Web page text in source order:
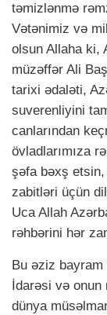
təmizlənmə
Vətənimiz və
olsun Allaha ki,
müzəffər Ali
tarixi ədaləti,
suverenliyini
canlarından
övladlarımıza
şəfa bəxş etsin,
zabitləri üçün
Uca Allah
rəhbərini hər
Bu əziz
İdarəsi və onun
dünya